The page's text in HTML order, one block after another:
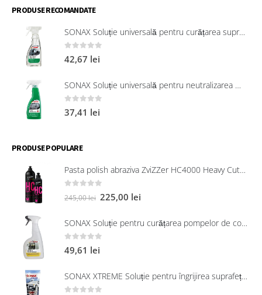
PRODUSE RECOMANDATE
SONAX Soluție universală pentru curățarea suprafețelor interioare 321200
0 out of 5
42,67 lei
SONAX Soluție universală pentru neutralizarea mirosurilor neplăcute
0out of 5
37,41 lei
PRODUSE POPULARE
Pasta polish abraziva ZviZZer HC4000 Heavy Cut 750 ml
245,00lei 225,00 lei
SONAX Soluție pentru curățarea pompelor de combustibil, 750 ml
0 out of 5
49,61 lei
SONAX XTREME Soluție pentru îngrijirea suprafețelor exterioare din plastic 250 ml